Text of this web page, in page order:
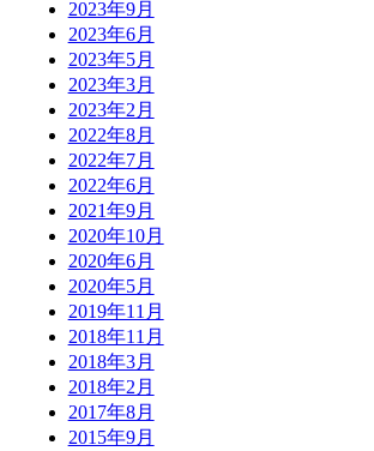
2023年9月
2023年6月
2023年5月
2023年3月
2023年2月
2022年8月
2022年7月
2022年6月
2021年9月
2020年10月
2020年6月
2020年5月
2019年11月
2018年11月
2018年3月
2018年2月
2017年8月
2015年9月